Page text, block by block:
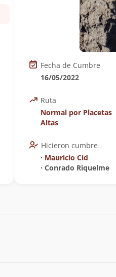
Fecha de Cumbre
16/05/2022
Ruta
Normal por Placetas
Altas
Hicieron cumbre
∙ Mauricio Cid
∙ Conrado Riquelme